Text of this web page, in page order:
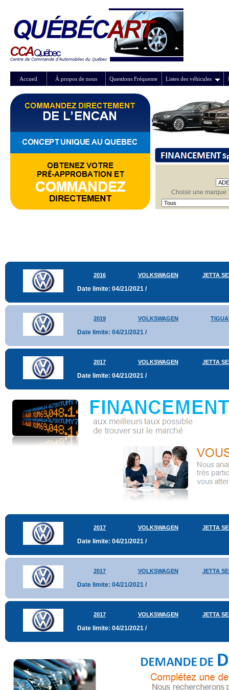
Accueil À propos de nous Questions Fréquente Listes des véhicules
Choisir une marque:
2016 VOLKSWAGEN JETTA
Date limite: 04/21/2021 /
2019 VOLKSWAGEN
Date limite: 04/21/2021 /
2017 VOLKSWAGEN JETTA
Date limite: 04/21/2021 /
2017 VOLKSWAGEN JETTA
Date limite: 04/21/2021 /
2017 VOLKSWAGEN JETTA
Date limite: 04/21/2021 /
2017 VOLKSWAGEN JETTA
Date limite: 04/21/2021 /